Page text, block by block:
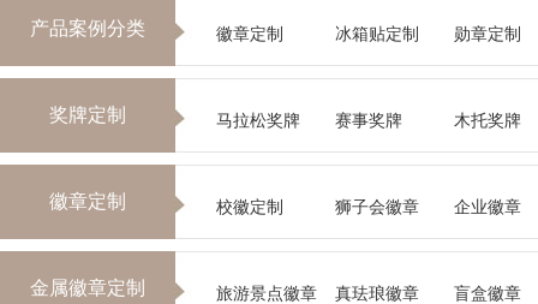
产品案例分类 徽章定制 冰箱贴定制 勋章定制
奖牌定制 马拉松奖牌 赛事奖牌 木托奖牌
徽章定制 校徽定制 狮子会徽章 企业徽章
金属徽章定制 旅游景点徽章 真珐琅徽章 盲盒徽章